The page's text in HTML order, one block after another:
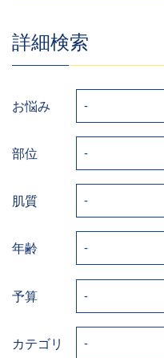
詳細検索
お悩み
部位
肌質
年齢
予算
カテゴリ